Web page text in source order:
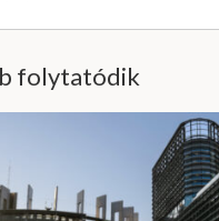
folytatódik